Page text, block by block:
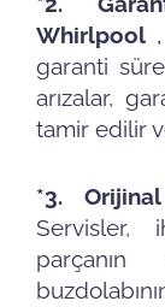
Whirlpool ,
garanti
arızalar,
tamir edilir
*3.
Servisler,